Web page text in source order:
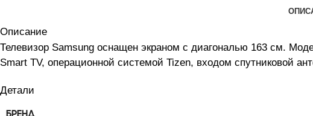
Описание
Телевизор Samsung оснащен экраном с диагональю 163 см.
Smart TV, операционной системой Tizen, входом спутниковой
Детали